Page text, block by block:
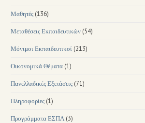
Μαθητές (136)
Μεταθέσεις Εκπαιδευτικών (54)
Μόνιμοι Εκπαιδευτικοί (213)
Οικονομικά Θέματα (1)
Πανελλαδικές Εξετάσεις (71)
Πληροφορίες (1)
Προγράμματα ΕΣΠΑ (3)